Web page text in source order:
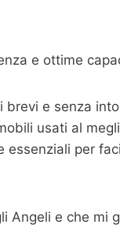
e ottime
e senza
usati al
per
Angeli e che mi